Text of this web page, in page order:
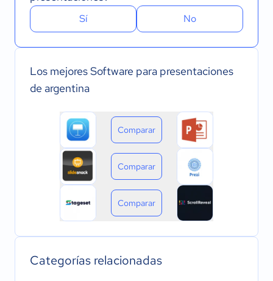
Sí No
Los mejores Software para presentaciones
de argentina
Comparar
Comparar
Comparar
Categorías relacionadas